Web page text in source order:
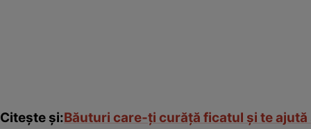
Citeşte şi:Băuturi care-ţi curăţă ficatul şi te ajută